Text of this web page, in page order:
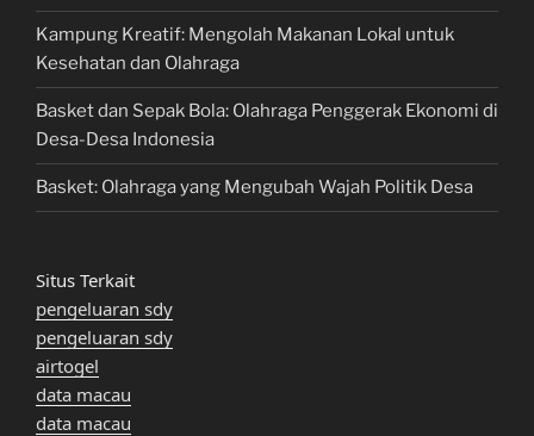
Kampung Kreatif: Mengolah Makanan Lokal untuk
Kesehatan dan Olahraga
Basket dan Sepak Bola: Olahraga Penggerak Ekonomi di
Desa-Desa Indonesia
Basket: Olahraga yang Mengubah Wajah Politik Desa
Situs Terkait
pengeluaran sdy
pengeluaran sdy
airtogel
data macau
data macau